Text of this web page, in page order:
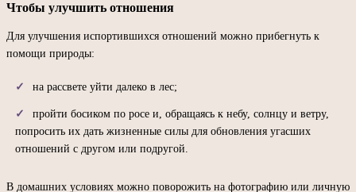
Чтобы улучшить отношения
Для улучшения испортившихся отношений можно прибегнуть к
помощи природы:
на рассвете уйти далеко в лес;
пройти босиком по росе и, обращаясь к небу, солнцу и ветру,
попросить их дать жизненные силы для обновления угасших
отношений с другом или подругой.
В домашних условиях можно поворожить на фотографию или личную